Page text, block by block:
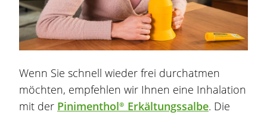
Wenn Sie schnell wieder frei durchatmen
möchten, empfehlen wir Ihnen eine Inhalation
mit der Pinimenthol® Erkältungssalbe. Die